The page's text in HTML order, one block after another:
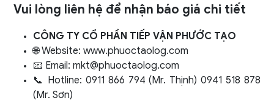
Vui lòng liên hệ để nhận báo giá chi tiết
CÔNG TY CỔ PHẦN TIẾP VẬN PHƯỚC TẠO
🌐 Website: www.phuoctaolog.com
📧 Email: mkt@phuoctaolog.com
📞 Hotline: 0911 866 794 (Mr. Thịnh) 0941 518 878
(Mr. Sơn)